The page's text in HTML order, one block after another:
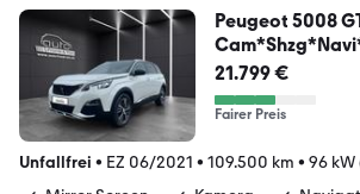
Peugeot 5008
21.799 €
Fairer Preis
Unfallfrei • EZ 06/2021 • 109.500 km • 96 kW